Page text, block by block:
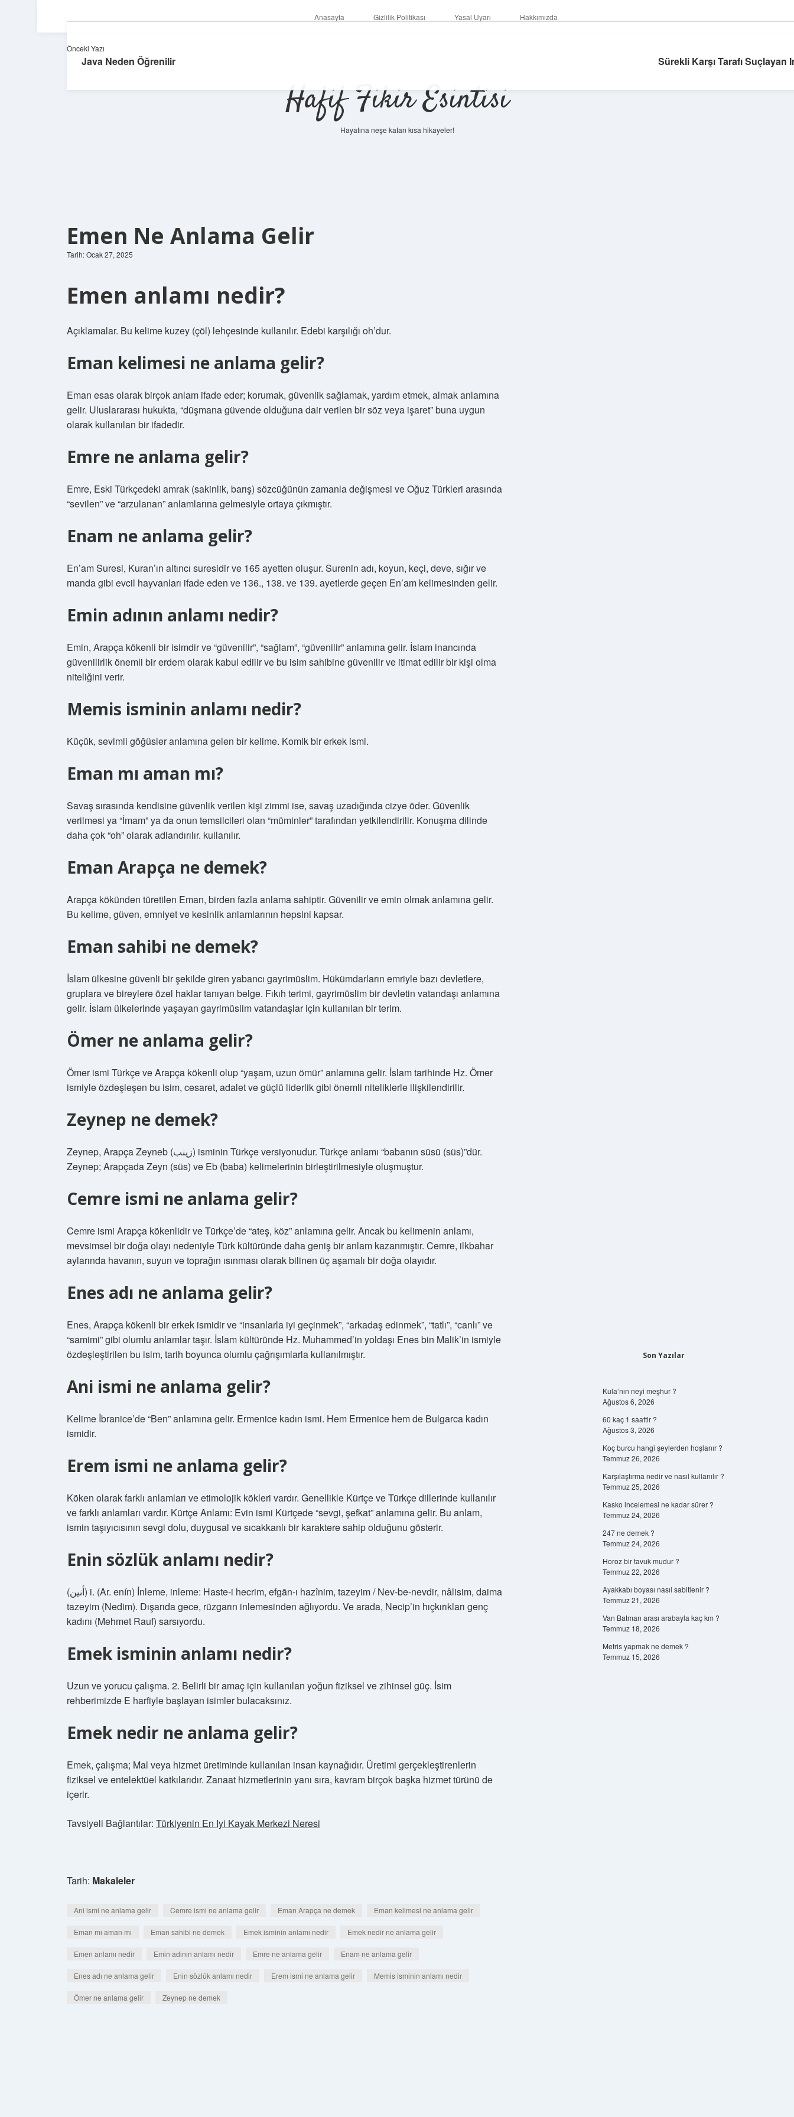
Anasayfa Gizlilik Politikası Yasal Uyarı Hakkımızda
Hafif Fikir Esintisi
Hayatına neşe katan kısa hikayeler!
Emen Ne Anlama Gelir
Tarih: Ocak 27, 2025
Emen anlamı nedir?
Açıklamalar. Bu kelime kuzey (çöl) lehçesinde kullanılır. Edebi karşılığı oh’dur.
Eman kelimesi ne anlama gelir?
Eman esas olarak birçok anlam ifade eder; korumak, güvenlik sağlamak, yardım etmek, almak anlamına
gelir. Uluslararası hukukta, “düşmana güvende olduğuna dair verilen bir söz veya işaret” buna uygun
olarak kullanılan bir ifadedir.
Emre ne anlama gelir?
Emre, Eski Türkçedeki amrak (sakinlik, barış) sözcüğünün zamanla değişmesi ve Oğuz Türkleri arasında
“sevilen” ve “arzulanan” anlamlarına gelmesiyle ortaya çıkmıştır.
Enam ne anlama gelir?
En’am Suresi, Kuran’ın altıncı suresidir ve 165 ayetten oluşur. Surenin adı, koyun, keçi, deve, sığır ve
manda gibi evcil hayvanları ifade eden ve 136., 138. ve 139. ayetlerde geçen En’am kelimesinden gelir.
Emin adının anlamı nedir?
Emin, Arapça kökenli bir isimdir ve “güvenilir”, “sağlam”, “güvenilir” anlamına gelir. İslam inancında
güvenilirlik önemli bir erdem olarak kabul edilir ve bu isim sahibine güvenilir ve itimat edilir bir kişi olma
niteliğini verir.
Memis isminin anlamı nedir?
Küçük, sevimli göğüsler anlamına gelen bir kelime. Komik bir erkek ismi.
Eman mı aman mı?
Savaş sırasında kendisine güvenlik verilen kişi zimmi ise, savaş uzadığında cizye öder. Güvenlik
verilmesi ya “İmam” ya da onun temsilcileri olan “müminler” tarafından yetkilendirilir. Konuşma dilinde
daha çok “oh” olarak adlandırılır. kullanılır.
Eman Arapça ne demek?
Arapça kökünden türetilen Eman, birden fazla anlama sahiptir. Güvenilir ve emin olmak anlamına gelir.
Bu kelime, güven, emniyet ve kesinlik anlamlarının hepsini kapsar.
Eman sahibi ne demek?
İslam ülkesine güvenli bir şekilde giren yabancı gayrimüslim. Hükümdarların emriyle bazı devletlere,
gruplara ve bireylere özel haklar tanıyan belge. Fıkıh terimi, gayrimüslim bir devletin vatandaşı anlamına
gelir. İslam ülkelerinde yaşayan gayrimüslim vatandaşlar için kullanılan bir terim.
Ömer ne anlama gelir?
Ömer ismi Türkçe ve Arapça kökenli olup “yaşam, uzun ömür” anlamına gelir. İslam tarihinde Hz. Ömer
ismiyle özdeşleşen bu isim, cesaret, adalet ve güçlü liderlik gibi önemli niteliklerle ilişkilendirilir.
Zeynep ne demek?
Zeynep, Arapça Zeyneb (زينب) isminin Türkçe versiyonudur. Türkçe anlamı “babanın süsü (süs)”dür.
Zeynep; Arapçada Zeyn (süs) ve Eb (baba) kelimelerinin birleştirilmesiyle oluşmuştur.
Cemre ismi ne anlama gelir?
Cemre ismi Arapça kökenlidir ve Türkçe’de “ateş, köz” anlamına gelir. Ancak bu kelimenin anlamı,
mevsimsel bir doğa olayı nedeniyle Türk kültüründe daha geniş bir anlam kazanmıştır. Cemre, ilkbahar
aylarında havanın, suyun ve toprağın ısınması olarak bilinen üç aşamalı bir doğa olayıdır.
Enes adı ne anlama gelir?
Enes, Arapça kökenli bir erkek ismidir ve “insanlarla iyi geçinmek”, “arkadaş edinmek”, “tatlı”, “canlı” ve
“samimi” gibi olumlu anlamlar taşır. İslam kültüründe Hz. Muhammed’in yoldaşı Enes bin Malik’in ismiyle
özdeşleştirilen bu isim, tarih boyunca olumlu çağrışımlarla kullanılmıştır.
Ani ismi ne anlama gelir?
Kelime İbranice’de “Ben” anlamına gelir. Ermenice kadın ismi. Hem Ermenice hem de Bulgarca kadın
ismidir.
Erem ismi ne anlama gelir?
Köken olarak farklı anlamları ve etimolojik kökleri vardır. Genellikle Kürtçe ve Türkçe dillerinde kullanılır
ve farklı anlamları vardır. Kürtçe Anlamı: Evin ismi Kürtçede “sevgi, şefkat” anlamına gelir. Bu anlam,
ismin taşıyıcısının sevgi dolu, duygusal ve sıcakkanlı bir karaktere sahip olduğunu gösterir.
Enin sözlük anlamı nedir?
(ﺃﻧﻴﻦ) i. (Ar. enín) İnleme, inleme: Haste-i hecrim, efgān-ı hazînim, tazeyim / Nev-be-nevdir, nâlisim, daima
tazeyim (Nedim). Dışarıda gece, rüzgarın inlemesinden ağlıyordu. Ve arada, Necip’in hıçkırıkları genç
kadını (Mehmet Rauf) sarsıyordu.
Emek isminin anlamı nedir?
Uzun ve yorucu çalışma. 2. Belirli bir amaç için kullanılan yoğun fiziksel ve zihinsel güç. İsim
rehberimizde E harfiyle başlayan isimler bulacaksınız.
Emek nedir ne anlama gelir?
Emek, çalışma; Mal veya hizmet üretiminde kullanılan insan kaynağıdır. Üretimi gerçekleştirenlerin
fiziksel ve entelektüel katkılarıdır. Zanaat hizmetlerinin yanı sıra, kavram birçok başka hizmet türünü de
içerir.
Tavsiyeli Bağlantılar: Türkiyenin En Iyi Kayak Merkezi Neresi
Tarih: Makaleler
Ani ismi ne anlama gelir Cemre ismi ne anlama gelir Eman Arapça ne demek Eman kelimesi ne anlama gelir
Eman mı aman mı Eman sahibi ne demek Emek isminin anlamı nedir Emek nedir ne anlama gelir
Emen anlamı nedir Emin adının anlamı nedir Emre ne anlama gelir Enam ne anlama gelir
Enes adı ne anlama gelir Enin sözlük anlamı nedir Erem ismi ne anlama gelir Memis isminin anlamı nedir
Ömer ne anlama gelir Zeynep ne demek
Önceki Yazı
Java Neden Öğrenilir Sürekli Karşı Tarafı Suçlayan
Son Yazılar
Kula’nın neyi meşhur ?
Ağustos 6, 2026
60 kaç 1 saattir ?
Ağustos 3, 2026
Koç burcu hangi şeylerden hoşlanır ?
Temmuz 26, 2026
Karşılaştırma nedir ve nasıl kullanılır ?
Temmuz 25, 2026
Kasko incelemesi ne kadar sürer ?
Temmuz 24, 2026
247 ne demek ?
Temmuz 24, 2026
Horoz bir tavuk mudur ?
Temmuz 22, 2026
Ayakkabı boyası nasıl sabitlenir ?
Temmuz 21, 2026
Van Batman arası arabayla kaç km ?
Temmuz 18, 2026
Metris yapmak ne demek ?
Temmuz 15, 2026